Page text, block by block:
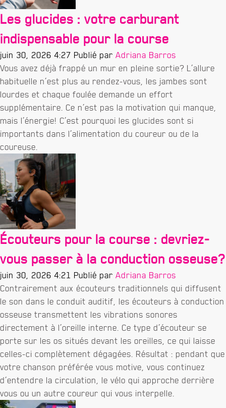
Les glucides : votre carburant
indispensable pour la course
juin 30, 2026 4:27 Publié par Adriana Barros
Vous avez déjà frappé un mur en pleine sortie? L’allure
habituelle n’est plus au rendez-vous, les jambes sont
lourdes et chaque foulée demande un effort
supplémentaire. Ce n’est pas la motivation qui manque,
mais l’énergie! C’est pourquoi les glucides sont si
importants dans l’alimentation du coureur ou de la
coureuse.
Écouteurs pour la course : devriez-
vous passer à la conduction osseuse?
juin 30, 2026 4:21 Publié par Adriana Barros
Contrairement aux écouteurs traditionnels qui diffusent
le son dans le conduit auditif, les écouteurs à conduction
osseuse transmettent les vibrations sonores
directement à l’oreille interne. Ce type d’écouteur se
porte sur les os situés devant les oreilles, ce qui laisse
celles-ci complètement dégagées. Résultat : pendant que
votre chanson préférée vous motive, vous continuez
d’entendre la circulation, le vélo qui approche derrière
vous ou un autre coureur qui vous interpelle.